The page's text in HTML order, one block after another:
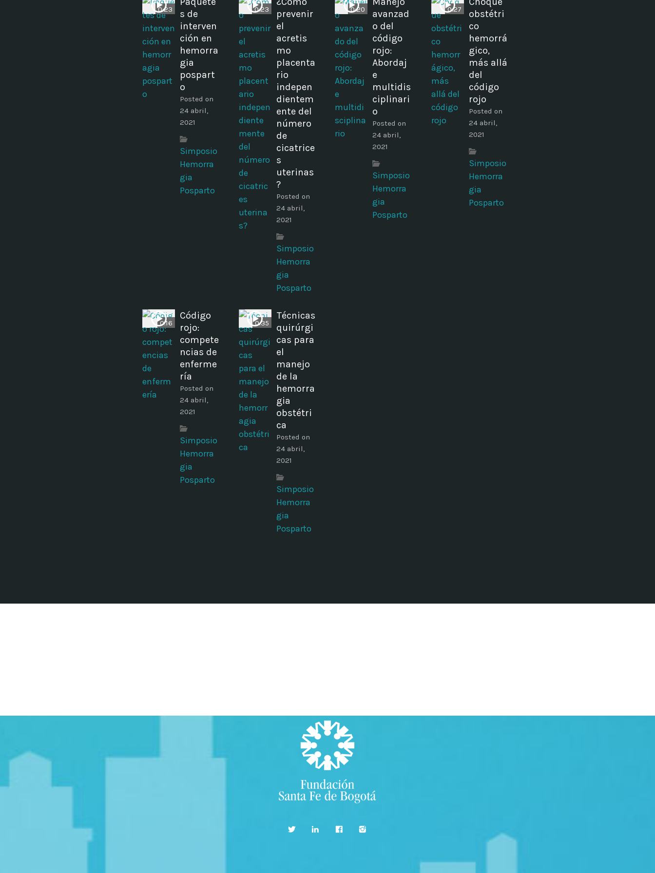
0:23
s de
interven
ción en
hemorra
gia
pospart
o
Posted on
24 abril,
2021
Simposio
Hemorra
gia
Posparto
0:23
prevenir
el
acretis
mo
placenta
rio
indepen
dientem
ente del
número
de
cicatrice
s
uterinas
?
Posted on
24 abril,
2021
Simposio
Hemorra
gia
Posparto
0:20
avanzad
o del
código
rojo:
Abordaj
e
multidis
ciplinari
o
Posted on
24 abril,
2021
Simposio
Hemorra
gia
Posparto
0:27
obstétri
co
hemorrá
gico,
más allá
del
código
rojo
Posted on
24 abril,
2021
Simposio
Hemorra
gia
Posparto
0:16
Código
rojo:
compete
ncias de
enferme
ría
Posted on
24 abril,
2021
Simposio
Hemorra
gia
Posparto
0:35
Técnicas
quirúrgi
cas para
el
manejo
de la
hemorra
gia
obstétri
ca
Posted on
24 abril,
2021
Simposio
Hemorra
gia
Posparto